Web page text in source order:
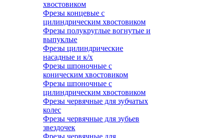
хвостовиком
Фрезы концевые с
цилиндрическим хвостовиком
Фрезы полукруглые вогнутые и
выпуклые
Фрезы цилиндрические
насадные и к/х
Фрезы шпоночные с
коническим хвостовиком
Фрезы шпоночные с
цилиндрическим хвостовиком
Фрезы червячные для зубчатых
колес
Фрезы червячные для зубьев
звездочек
Фрезы червячные для